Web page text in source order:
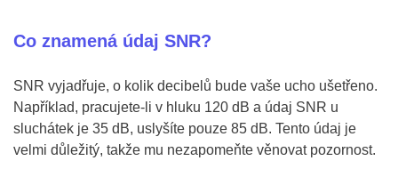
Co znamená údaj SNR?
SNR vyjadřuje, o kolik decibelů bude vaše ucho ušetřeno.
Například, pracujete-li v hluku 120 dB a údaj SNR u
sluchátek je 35 dB, uslyšíte pouze 85 dB. Tento údaj je
velmi důležitý, takže mu nezapomeňte věnovat pozornost.